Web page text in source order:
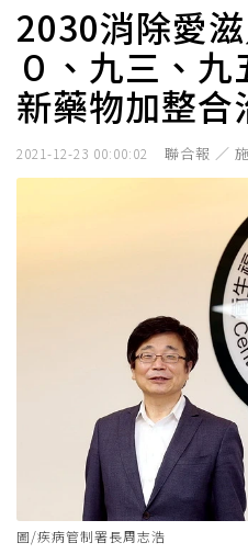
2030消除愛
０、九三、
新藥物加整
2021-12-23 00:00:02 聯合報 ／
圖/疾病管制署長周志浩